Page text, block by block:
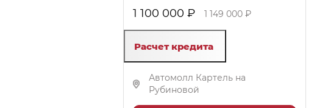
1 100 000 ₽ 1 149 000 ₽
Расчет кредита
Автомолл Картель на
Рубиновой